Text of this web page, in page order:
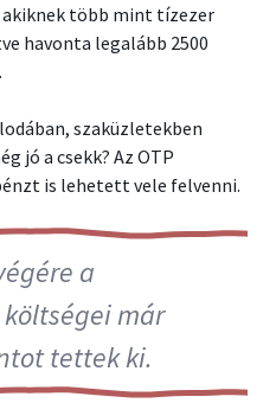
több mint tízezer
havonta legalább 2500
szaküzletekben
jó a csekk? Az OTP
is lehetett vele felvenni.
a
már
tettek ki.